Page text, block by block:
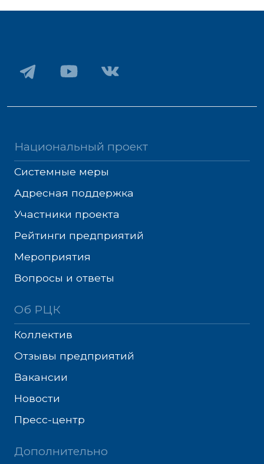
Национальный проект
Системные меры
Адресная поддержка
Участники проекта
Рейтинги предприятий
Мероприятия
Вопросы и ответы
Об РЦК
Коллектив
Отзывы предприятий
Вакансии
Новости
Пресс-центр
Дополнительно